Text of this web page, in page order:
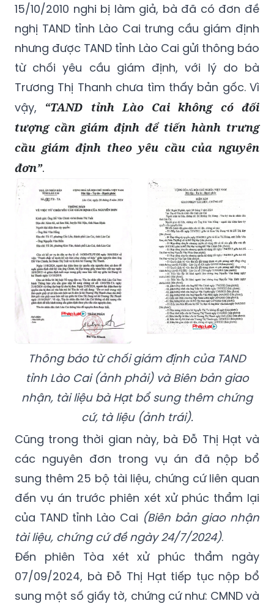
15/10/2010 nghi bị làm giả, bà đã có đơn đề
nghị TAND tỉnh Lào Cai trưng cầu giám định
nhưng được TAND tỉnh Lào Cai gửi thông báo
từ chối yêu cầu giám định, với lý do bà
Trương Thị Thanh chưa tìm thấy bản gốc. Vì
vậy, “TAND tỉnh Lào Cai không có đối
tượng cần giám định để tiến hành trưng
cầu giám định theo yêu cầu của nguyên
đơn”.
Thông báo từ chối giám định của TAND
tỉnh Lào Cai (ảnh phải) và Biên bản giao
nhận, tài liệu bà Hạt bổ sung thêm chứng
cứ, tà liệu (ảnh trái).
Cũng trong thời gian này, bà Đỗ Thị Hạt và
các nguyên đơn trong vụ án đã nộp bổ
sung thêm 25 bộ tài liệu, chứng cứ liên quan
đến vụ án trước phiên xét xử phúc thẩm lại
của TAND tỉnh Lào Cai (Biên bản giao nhận
tài liệu, chứng cứ đề ngày 24/7/2024).
Đến phiên Tòa xét xử phúc thẩm ngày
07/09/2024, bà Đỗ Thị Hạt tiếp tục nộp bổ
sung một số giấy tờ, chứng cứ như: CMND và